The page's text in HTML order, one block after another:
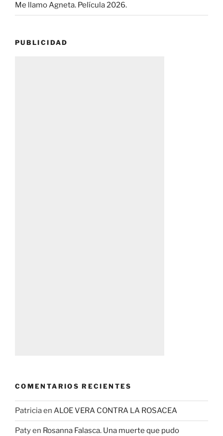
Me llamo Agneta. Película 2026.
PUBLICIDAD
COMENTARIOS RECIENTES
Patriciaen ALOE VERA CONTRA LA ROSACEA
Patyen Rosanna Falasca. Una muerte que pudo